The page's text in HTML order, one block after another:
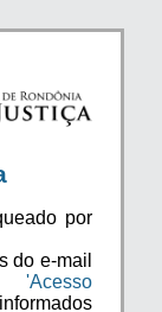
por
do e-mail
'Acesso